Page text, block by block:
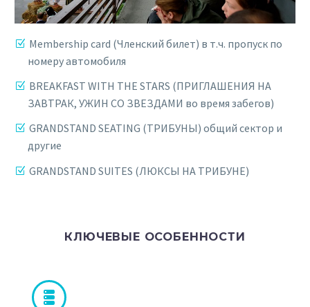
Membership card (Членский билет) в т.ч. пропуск по
номеру автомобиля
BREAKFAST WITH THE STARS (ПРИГЛАШЕНИЯ НА
ЗАВТРАК, УЖИН СО ЗВЕЗДАМИ во время забегов)
GRANDSTAND SEATING (ТРИБУНЫ) общий сектор и
другие
GRANDSTAND SUITES (ЛЮКСЫ НА ТРИБУНЕ)
КЛЮЧЕВЫЕ ОСОБЕННОСТИ

